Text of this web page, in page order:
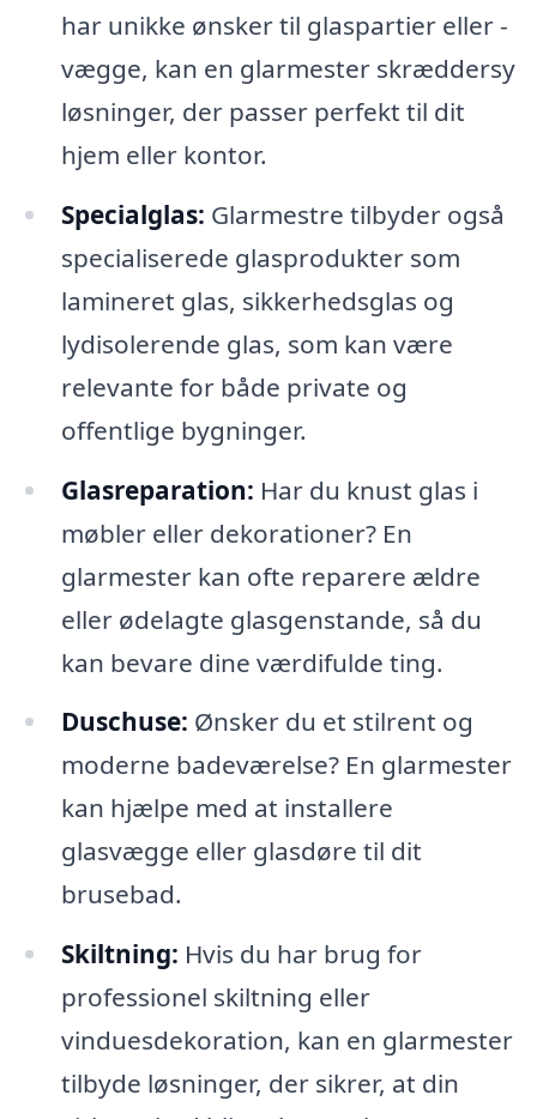
har unikke ønsker til glaspartier eller -
vægge, kan en glarmester skræddersy
løsninger, der passer perfekt til dit
hjem eller kontor.
Specialglas: Glarmestre tilbyder også
specialiserede glasprodukter som
lamineret glas, sikkerhedsglas og
lydisolerende glas, som kan være
relevante for både private og
offentlige bygninger.
Glasreparation: Har du knust glas i
møbler eller dekorationer? En
glarmester kan ofte reparere ældre
eller ødelagte glasgenstande, så du
kan bevare dine værdifulde ting.
Duschuse: Ønsker du et stilrent og
moderne badeværelse? En glarmester
kan hjælpe med at installere
glasvægge eller glasdøre til dit
brusebad.
Skiltning: Hvis du har brug for
professionel skiltning eller
vinduesdekoration, kan en glarmester
tilbyde løsninger, der sikrer, at din